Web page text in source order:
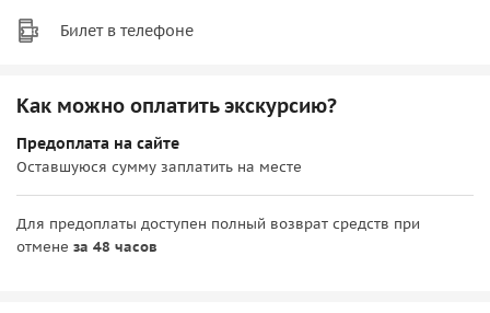
Билет в телефоне
Как можно оплатить экскурсию?
Предоплата на сайте
Оставшуюся сумму заплатить на месте
Для предоплаты доступен полный возврат средств при
отмене за 48 часов